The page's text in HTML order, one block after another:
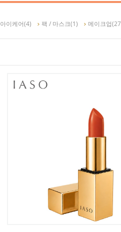
아이케어(4) 팩 / 마스크(1) 메이크업